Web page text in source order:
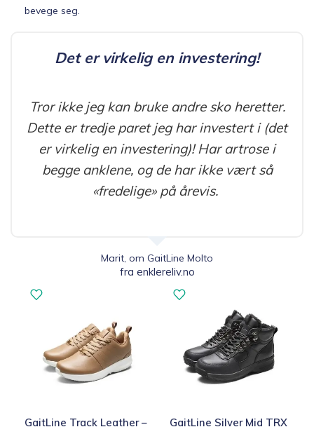
bevege seg.
Det er virkelig en investering!
Tror ikke jeg kan bruke andre sko heretter.
Dette er tredje paret jeg har investert i (det
er virkelig en investering)! Har artrose i
begge anklene, og de har ikke vært så
«fredelige» på årevis.
Marit, om GaitLine Molto
fra enklereliv.no
GaitLine Track Leather –
GaitLine Silver Mid TRX